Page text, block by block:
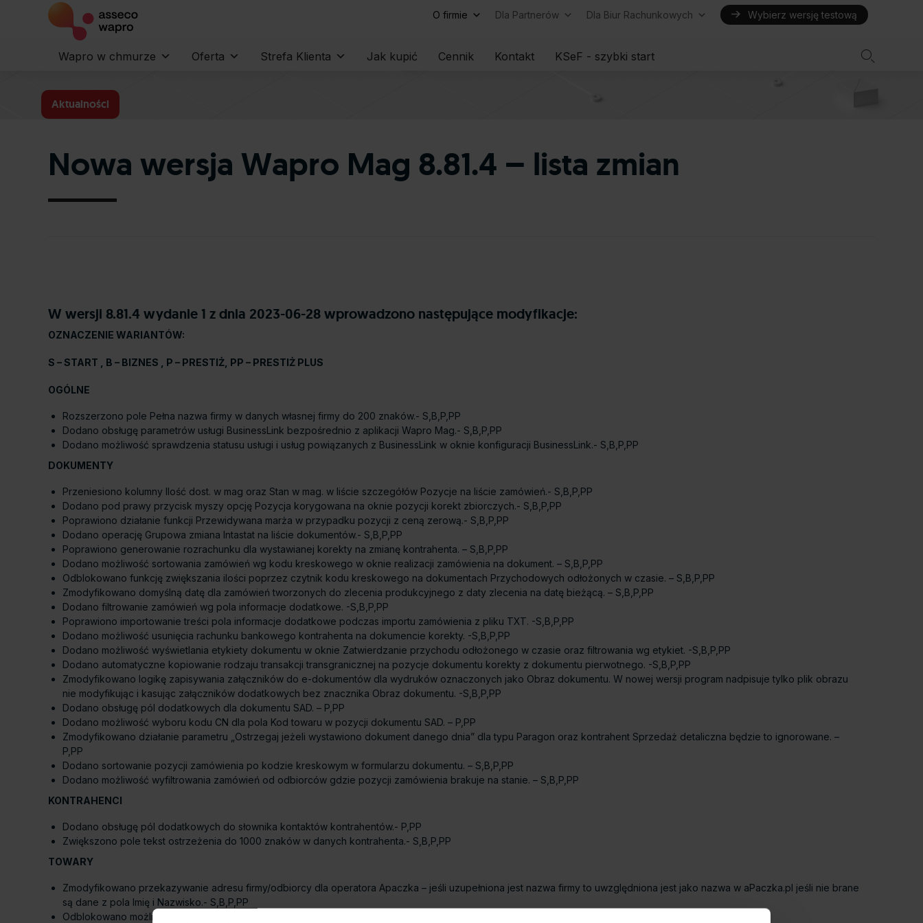
O firmie Dla Partnerów Dla Biur Rachunkowych Wybierz wersję testową
to
Wapro w chmurze Oferta Strefa Klienta Jak kupić Cennik Kontakt KSeF - szybki start 
Aktualności
Nowa wersja Wapro Mag 8.81.4 – lista zmian
W wersji 8.81.4 wydanie 1 z dnia 2023-06-28 wprowadzono następujące modyfikacje:
OZNACZENIE WARIANTÓW:
S – START , B – BIZNES , P – PRESTIŻ, PP – PRESTIŻ PLUS
OGÓLNE
Rozszerzono pole Pełna nazwa firmy w danych własnej firmy do 200 znaków.- S,B,P,PP
Dodano obsługę parametrów usługi BusinessLink bezpośrednio z aplikacji Wapro Mag.- S,B,P,PP
Dodano możliwość sprawdzenia statusu usługi i usług powiązanych z BusinessLink w oknie konfiguracji BusinessLink.- S,B,P,PP
DOKUMENTY
Przeniesiono kolumny Ilość dost. w mag oraz Stan w mag. w liście szczegółów Pozycje na liście zamówień.- S,B,P,PP
Dodano pod prawy przycisk myszy opcję Pozycja korygowana na oknie pozycji korekt zbiorczych.- S,B,P,PP
Poprawiono działanie funkcji Przewidywana marża w przypadku pozycji z ceną zerową.- S,B,P,PP
Dodano operację Grupowa zmiana Intastat na liście dokumentów.- S,B,P,PP
Poprawiono generowanie rozrachunku dla wystawianej korekty na zmianę kontrahenta. – S,B,P,PP
Dodano możliwość sortowania zamówień wg kodu kreskowego w oknie realizacji zamówienia na dokument. – S,B,P,PP
Odblokowano funkcję zwiększania ilości poprzez czytnik kodu kreskowego na dokumentach Przychodowych odłożonych w czasie. – S,B,P,PP
Zmodyfikowano domyślną datę dla zamówień tworzonych do zlecenia produkcyjnego z daty zlecenia na datę bieżącą. – S,B,P,PP
Dodano filtrowanie zamówień wg pola informacje dodatkowe. -S,B,P,PP
Poprawiono importowanie treści pola informacje dodatkowe podczas importu zamówienia z pliku TXT. -S,B,P,PP
Dodano możliwość usunięcia rachunku bankowego kontrahenta na dokumencie korekty. -S,B,P,PP
Dodano możliwość wyświetlania etykiety dokumentu w oknie Zatwierdzanie przychodu odłożonego w czasie oraz filtrowania wg etykiet. -S,B,P,PP
Dodano automatyczne kopiowanie rodzaju transakcji transgranicznej na pozycje dokumentu korekty z dokumentu pierwotnego. -S,B,P,PP
Zmodyfikowano logikę zapisywania załączników do e-dokumentów dla wydruków oznaczonych jako Obraz dokumentu. W nowej wersji program nadpisuje tylko plik obrazu
nie modyfikując i kasując załączników dodatkowych bez znacznika Obraz dokumentu. -S,B,P,PP
Dodano obsługę pól dodatkowych dla dokumentu SAD. – P,PP
Dodano możliwość wyboru kodu CN dla pola Kod towaru w pozycji dokumentu SAD. – P,PP
Zmodyfikowano działanie parametru „Ostrzegaj jeżeli wystawiono dokument danego dnia” dla typu Paragon oraz kontrahent Sprzedaż detaliczna będzie to ignorowane. –
P,PP
Dodano sortowanie pozycji zamówienia po kodzie kreskowym w formularzu dokumentu. – S,B,P,PP
Dodano możliwość wyfiltrowania zamówień od odbiorców gdzie pozycji zamówienia brakuje na stanie. – S,B,P,PP
KONTRAHENCI
Dodano obsługę pól dodatkowych do słownika kontaktów kontrahentów.- P,PP
Zwiększono pole tekst ostrzeżenia do 1000 znaków w danych kontrahenta.- S,B,P,PP
TOWARY
Zmodyfikowano przekazywanie adresu firmy/odbiorcy dla operatora Apaczka – jeśli uzupełniona jest nazwa firmy to uwzględniona jest jako nazwa w aPaczka.pl jeśli nie brane
są dane z pola Imię i Nazwisko.- S,B,P,PP
Odblokowano możliwość dodawania nowej lokalizacji w trakcie definiowania towaru.- S,B,P,PP